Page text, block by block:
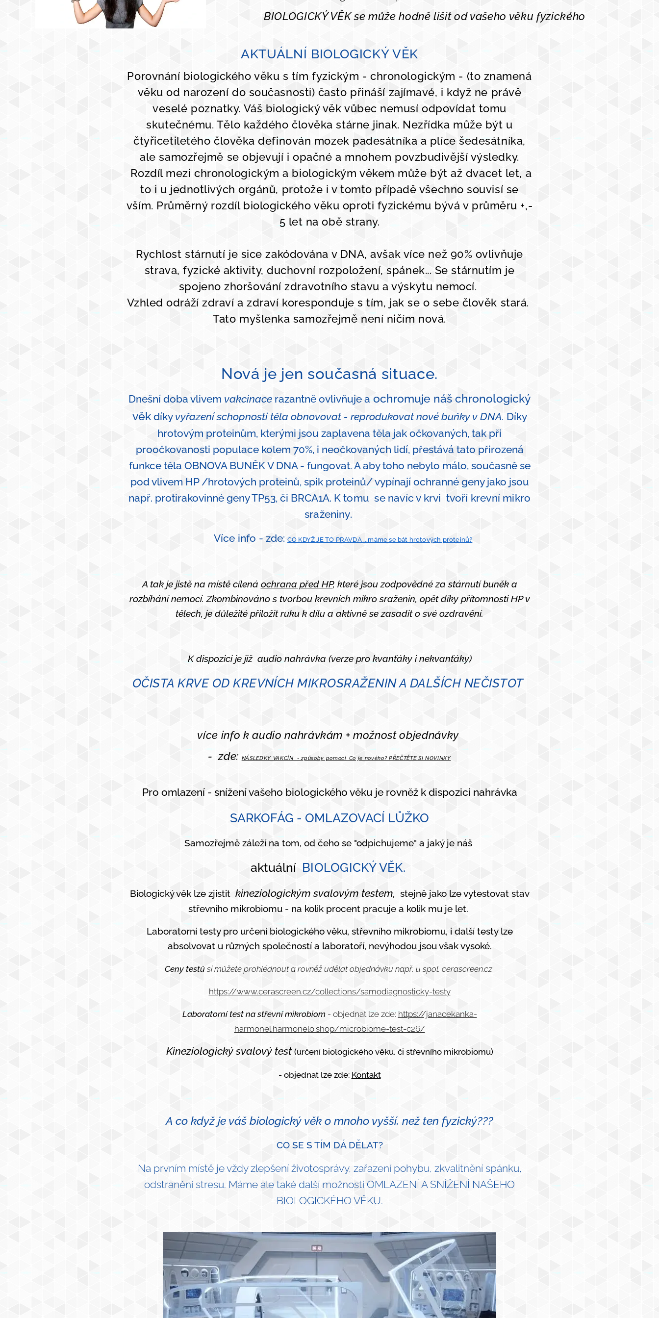
BIOLOGICKÝ VĚK se může hodně lišit od vašeho věku fyzického
AKTUÁLNÍ BIOLOGICKÝ VĚK
Porovnání biologického věku s tím fyzickým - chronologickým - (to znamená
věku od narození do současnosti) často přináší zajímavé, i když ne právě
veselé poznatky. Váš biologický věk vůbec nemusí odpovídat tomu
skutečnému. Tělo každého člověka stárne jinak. Nezřídka může být u
čtyřicetiletého člověka definován mozek padesátníka a plíce šedesátníka,
ale samozřejmě se objevují i opačné a mnohem povzbudivější výsledky.
Rozdíl mezi chronologickým a biologickým věkem může být až dvacet let, a
to i u jednotlivých orgánů, protože i v tomto případě všechno souvisí se
vším. Průměrný rozdíl biologického věku oproti fyzickému bývá v průměru +,-
5 let na obě strany.
Rychlost stárnutí je sice zakódována v DNA, avšak více než 90% ovlivňuje
strava, fyzické aktivity, duchovní rozpoložení, spánek... Se stárnutím je
spojeno zhoršování zdravotního stavu a výskytu nemocí.
Vzhled odráží zdraví a zdraví koresponduje s tím, jak se o sebe člověk stará.
Tato myšlenka samozřejmě není ničím nová.
Nová je jen současná situace.
Dnešní doba vlivem vakcinace razantně ovlivňuje a ochromuje náš chronologický
věkdíky vyřazení schopnosti těla obnovovat - reprodukovat nové buňky v DNA. Díky
hrotovým proteinům, kterými jsou zaplavena těla jak očkovaných, tak při
proočkovanosti populace kolem 70%, i neočkovaných lidí, přestává tato přirozená
funkce těla OBNOVA BUNĚK V DNA - fungovat. A aby toho nebylo málo, současně se
pod vlivem HP /hrotových proteinů, spik proteinů/ vypínají ochranné geny jako jsou
např. protirakovinné geny TP53, či BRCA1A. K tomu se navíc v krvi tvoří krevní mikro
sraženiny.
Více info - zde: CO KDYŽ JE TO PRAVDA ...máme se bát hrotových proteinů?
A tak je jistě na místě cílená ochrana před HP, které jsou zodpovědné za stárnutí buněk a
rozbíhání nemocí. Zkombinováno s tvorbou krevních mikro sraženin, opět díky přítomnosti HP v
tělech, je důležité přiložit ruku k dílu a aktivně se zasadit o své ozdravění.
K dispozici je již audio nahrávka (verze pro kvanťáky i nekvanťáky)
OČISTA KRVE OD KREVNÍCH MIKROSRAŽENIN A DALŠÍCH NEČISTOT
více info k audio nahrávkám + možnost objednávky
- zde: NÁSLEDKY VAKCÍN - způsoby pomoci. Co je nového? PŘEČTĚTE SI NOVINKY
Pro omlazení - snížení vašeho biologického věku je rovněž k dispozici nahrávka
SARKOFÁG - OMLAZOVACÍ LŮŽKO
Samozřejmě záleží na tom, od čeho se "odpichujeme" a jaký je náš
aktuální BIOLOGICKÝ VĚK.
Biologický věk lze zjistit kineziologickým svalovým testem, stejně jako lze vytestovat stav
střevního mikrobiomu - na kolik procent pracuje a kolik mu je let.
Laboratorní testy pro určení biologického věku, střevního mikrobiomu, i další testy lze
absolvovat u různých společností a laboratoří, nevýhodou jsou však vysoké.
Ceny testůsi můžete prohlédnout a rovněž udělat objednávku např. u spol. cerascreen.cz
https://www.cerascreen.cz/collections/samodiagnosticky-testy
Laboratorní test na střevní mikrobiom- objednat lze zde: https://janacekanka-
harmonel.harmonelo.shop/microbiome-test-c26/
Kineziologický svalový test (určení biologického věku, či střevního mikrobiomu)
- objednat lze zde: Kontakt
A co když je váš biologický věk o mnoho vyšší, než ten fyzický???
CO SE S TÍM DÁ DĚLAT?
Na prvním místě je vždy zlepšení životosprávy, zařazení pohybu, zkvalitnění spánku,
odstranění stresu. Máme ale také další možnosti OMLAZENÍ A SNÍŽENÍ NAŠEHO
BIOLOGICKÉHO VĚKU.